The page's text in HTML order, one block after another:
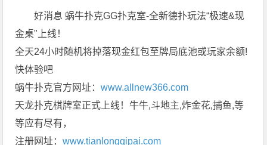
好消息 蜗牛扑克GG扑克室-全新德扑玩法“极速&现
金桌"上线！
全天24小时随机将掉落现金红包至牌局底池或玩家余额!
快体验吧
蜗牛扑克官方网址：www.allnew366.com
天龙扑克棋牌室正式上线！牛牛,斗地主,炸金花,捕鱼,等
等应有尽有，
注册网址：www.tianlongqipai.com